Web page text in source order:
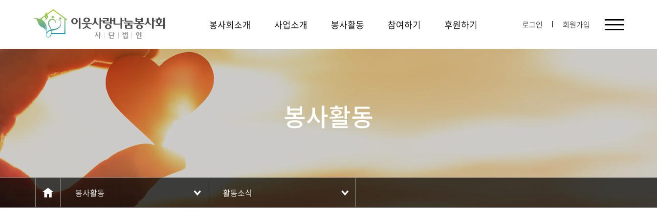
봉사회소개 사업소개 봉사활동 참여하기 후원하기 로그인 회원가입
봉사활동
봉사활동 활동소식